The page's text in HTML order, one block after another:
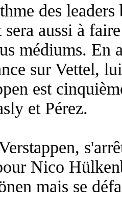
des leaders
sera aussi à
médiums. En
sur Vettel,
est
et Pérez.
Nico
mais se